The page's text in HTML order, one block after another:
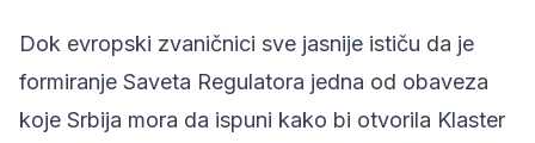
Dok evropski zvaničnici sve jasnije ističu da je
formiranje Saveta Regulatora jedna od obaveza
koje Srbija mora da ispuni kako bi otvorila Klaster